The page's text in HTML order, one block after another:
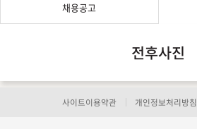
채용공고
전후사진
사이트이용약관 개인정보처리방침